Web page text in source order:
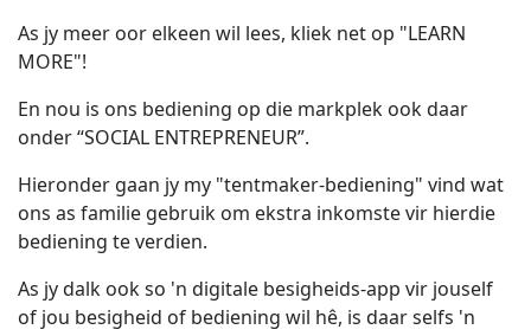
As jy meer oor elkeen wil lees, kliek net op "LEARN
MORE"!
En nou is ons bediening op die markplek ook daar
onder “SOCIAL ENTREPRENEUR”.
Hieronder gaan jy my "tentmaker-bediening" vind wat
ons as familie gebruik om ekstra inkomste vir hierdie
bediening te verdien.
As jy dalk ook so 'n digitale besigheids-app vir jouself
of jou besigheid of bediening wil hê, is daar selfs 'n